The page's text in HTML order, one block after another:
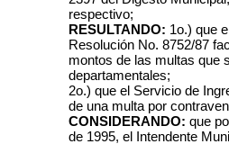
respectivo;
RESULTANDO: 1o.) que
Resolución No. 8752/87
montos de las multas que
departamentales;
2o.) que el Servicio de
de una multa por
CONSIDERANDO: que
de 1995, el Intendente